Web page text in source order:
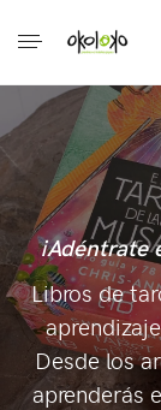
¡Adéntrate
Libros de
Desde los
aprenderás